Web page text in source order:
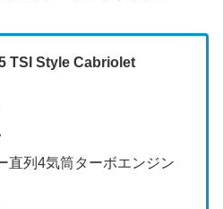
TSI Style Cabriolet
直列4気筒ターボエンジン